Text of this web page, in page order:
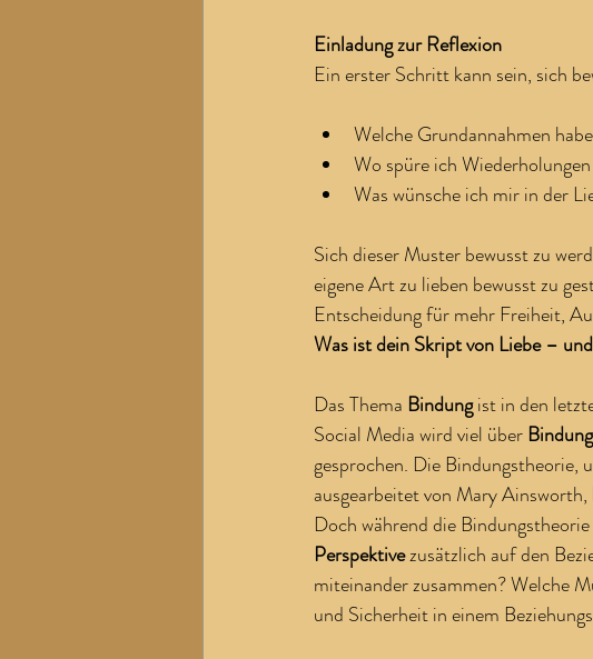
Einladung zur Reflexion
Ein erster Schritt kann sein, sich
Welche Grundannahmen
Wo spüre ich
Was wünsche ich mir in der
Sich dieser Muster bewusst zu
eigene Art zu lieben bewusst zu
Entscheidung für mehr Freiheit,
Was ist dein Skript von Liebe –
Das Thema Bindung ist in den
Social Media wird viel über
gesprochen. Die Bindungstheorie,
ausgearbeitet von Mary
Doch während die
Perspektive zusätzlich auf den
miteinander zusammen? Welche
und Sicherheit in einem